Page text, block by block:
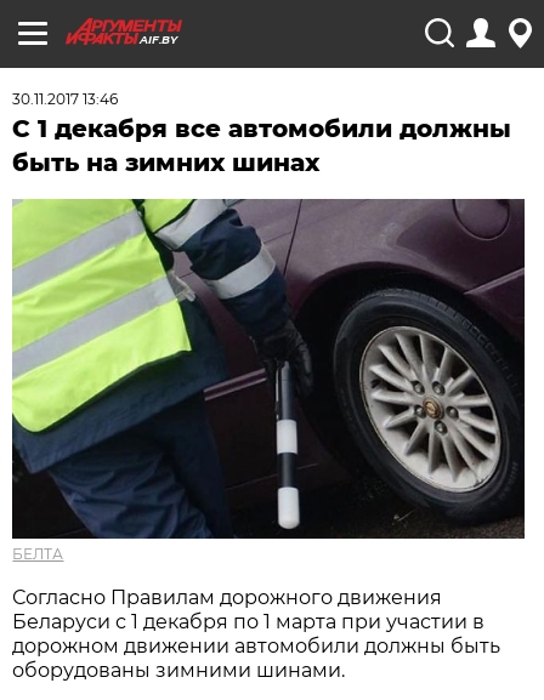
AIF.BY
30.11.2017 13:46
С 1 декабря все автомобили должны
быть на зимних шинах
БЕЛТА
Согласно Правилам дорожного движения
Беларуси с 1 декабря по 1 марта при участии в
дорожном движении автомобили должны быть
оборудованы зимними шинами.